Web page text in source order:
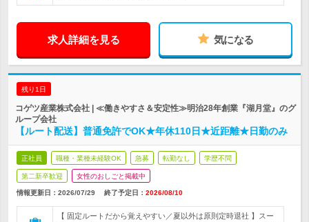
求人詳細を見る 気になる
残り1日
コゲツ産業株式会社 | ≪働きやすさ＆安定性≫明治28年創業『湖月堂』のグ
ループ会社
【ルート配送】普通免許でOK★年休110日★近距離★日勤のみ
正社員 職種・業種未経験OK 急募 転勤なし 学歴不問
第二新卒歓迎 女性のおしごと掲載中
情報更新日：2026/07/29 終了予定日： 2026/08/10
【 固定ルートだから覚えやすい／夏以外は原則定時退社 】スー